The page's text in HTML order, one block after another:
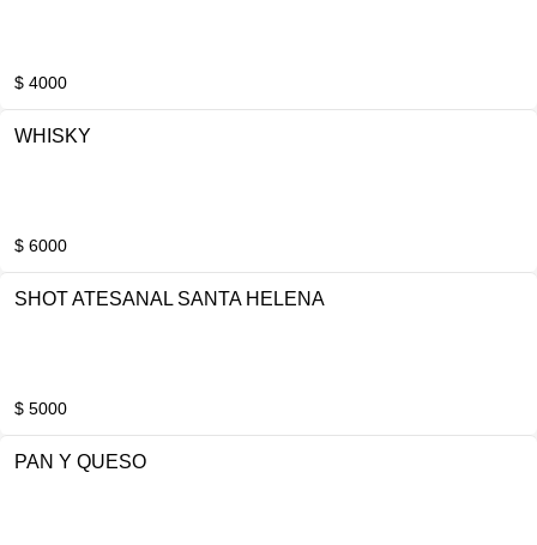
$ 4000
WHISKY
$ 6000
SHOT ATESANAL SANTA HELENA
$ 5000
PAN Y QUESO